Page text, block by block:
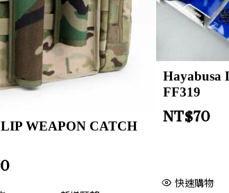
WEAPON CATCH
Hayabusa
FF319
NT$70
快速購物